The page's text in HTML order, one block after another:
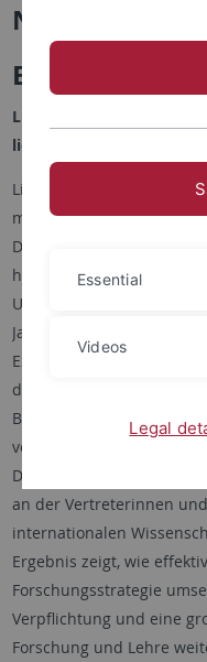
Nr. 2/2025 –
Editorial
Liebe Leserinnen,
liebe Leser,
Liebe Leserinnen und
mit großer Freude und
Dankbarkeit kann ich Ihnen
heute mitteilen, dass an
Universität Tübingen ab
Januar 2026 insgesamt
Exzellenzcluster im
der Exzellenzstrategie von
Bund und Ländern
vergangenen Donnerstag
Deutschen
an der Vertreterinnen
internationalen
Ergebnis zeigt, wie
Forschungsstrategie
Verpflichtung und eine
Forschung und Lehre
Essential
Videos
Legal